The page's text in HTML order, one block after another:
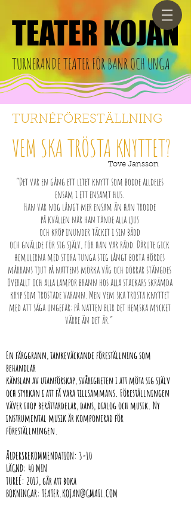
TEATER KOJAN
TEATER KOJAN
TURNERANDE TEATER FÖR BANR OCH UNGA
TURNÉFÖRESTÄLLNING
VEM SKA TRÖSTA KNYTTET?
Tove Jansson
”Det var en gång ett litet knytt som bodde alldeles
ensam i ett ensamt hus.
Han var nog långt mer ensam än han trodde
på kvällen när han tände alla ljus
och kröp inunder täcket i sin bädd
och gnällde för sig själv, för han var rädd. Därute gick
hemulerna med stora tunga steg långt borta hördes
mårrans tjut på nattens mörka väg och dörrar stängdes
överallt och alla lampor brann hos alla stackars skrämda
kryp som tröstade varann. Men vem ska trösta knyttet
med att säga ungefär: på natten blir det hemska mycket
värre än det är.”
En färggrann, tankeväckande föreställning som
behandlar
känslan av utanförskap, svårigheten i att möta sig själv
och styrkan i att få vara tillsammans. Föreställningen
väver ihop berättardelar, dans, dialog och musik. Ny
instrumental musik är komponerad för
föreställningen.
ÅLDERSREKOMMENDATION: 3-10
LÄGND: 40 MIN
TUREÉ: 2017, går att boka
BOKNINGAR: TEATER.KOJAN@GMAIL.COM